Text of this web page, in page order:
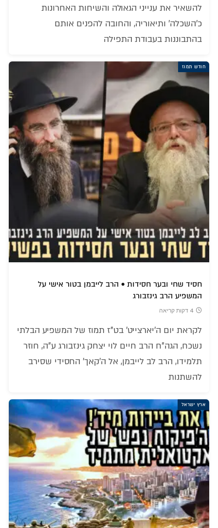
להשאיר את ענייני הגאולה והשיחות האחרונות
כ'השכלה' ותיאוריה, והחובה להפנים אותם
בהתבוננות בעבודת התפילה
חודש תמוז
חסיד שחי ובער חסידות • הרב לייבמן בטור אישי על
המשפיע הרב גינזבורג
4 דקות קריאה
לקראת יום ה'יארצייט' בט"ז תמוז של המשפיע הבלתי
נשכח, הגה"ח הרב חיים לוי יצחק גינזבורג ע"ה, חוזר
תלמידו, הרב לב לייבמן, אל ה'קאך' החסידי שסירב
להשתנות
ארץ ישראל